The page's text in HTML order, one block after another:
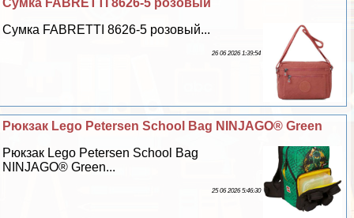
Сумка FABRETTI 8626-5 розовый
Сумка FABRETTI 8626-5 розовый...
26 06 2026 1:39:54
Рюкзак Lego Petersen School Bag NINJAGO® Green
Рюкзак Lego Petersen School Bag
NINJAGO® Green...
25 06 2026 5:46:30